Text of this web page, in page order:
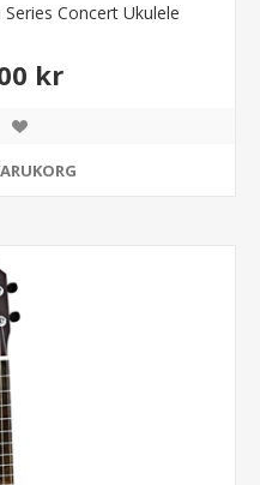
Concert Ukulele
kr